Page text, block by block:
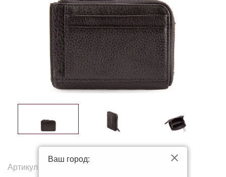
Артикул:
Ваш город: